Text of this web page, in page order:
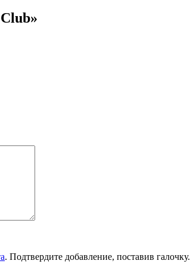
. Подтвердите добавление, поставив галочку.